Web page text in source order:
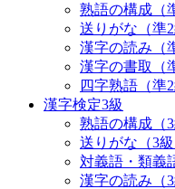
熟語の構成（
送りがな（準2
漢字の読み（
漢字の書取（
四字熟語（準2
漢字検定3級
熟語の構成（3
送りがな（3級
対義語・類義
漢字の読み（3